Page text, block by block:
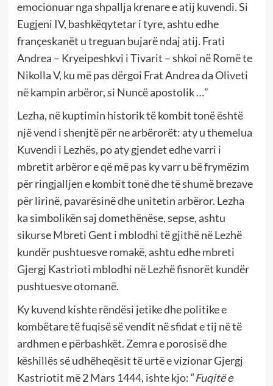
emocionuar nga shpallja krenare e atij kuvendi. Si
Eugjeni IV, bashkëqytetar i tyre, ashtu edhe
françeskanët u treguan bujarë ndaj atij. Frati
Andrea – Kryeipeshkvi i Tivarit – shkoi në Romë te
Nikolla V, ku më pas dërgoi Frat Andrea da Oliveti
në kampin arbëror, si Nuncë apostolik …”
Lezha, në kuptimin historik të kombit tonë është
një vend i shenjtë për ne arbërorët: aty u themelua
Kuvendi i Lezhës, po aty gjendet edhe varri i
mbretit arbëror e që më pas ky varr u bë frymëzim
për ringjalljen e kombit tonë dhe të shumë brezave
për lirinë, pavarësinë dhe unitetin arbëror. Lezha
ka simbolikën saj domethënëse, sepse, ashtu
sikurse Mbreti Gent i mblodhi të gjithë në Lezhë
kundër pushtuesve romakë, ashtu edhe mbreti
Gjergj Kastrioti mblodhi në Lezhë fisnorët kundër
pushtuesve otomanë.
Ky kuvend kishte rëndësi jetike dhe politike e
kombëtare të fuqisë së vendit në sfidat e tij në të
ardhmen e përbashkët. Zemra e porosisë dhe
këshillës së udhëheqësit të urtë e vizionar Gjergj
Kastriotit më 2 Mars 1444, ishte kjo: “Fuqitë e